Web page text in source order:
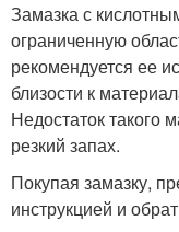
Замазка с
ограниченную
рекомендуется ее
близости к
Недостаток такого
резкий запах.
Покупая замазку,
инструкцией и